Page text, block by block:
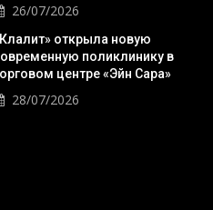
26/07/2026
открыла новую
поликлинику в
центре «Эйн Сара»
28/07/2026